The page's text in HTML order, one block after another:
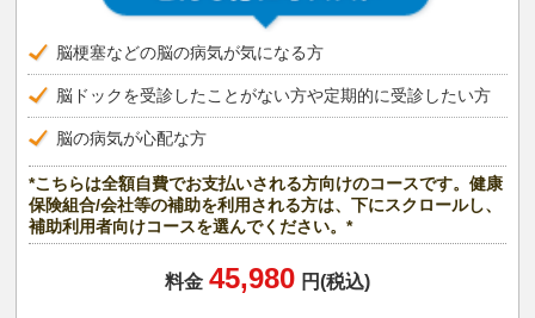
脳梗塞などの脳の病気が気になる方
脳ドックを受診したことがない方や定期的に受診したい方
脳の病気が心配な方
*こちらは全額自費でお支払いされる方向けのコースです。健康
保険組合/会社等の補助を利用される方は、下にスクロールし、
補助利用者向けコースを選んでください。*
料金 45,980 円(税込)